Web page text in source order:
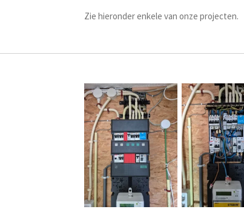
Zie hieronder enkele van onze projecten.